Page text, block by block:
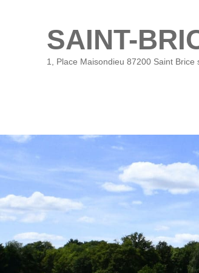
SAINT-
1, Place Maisondieu 87200 Saint